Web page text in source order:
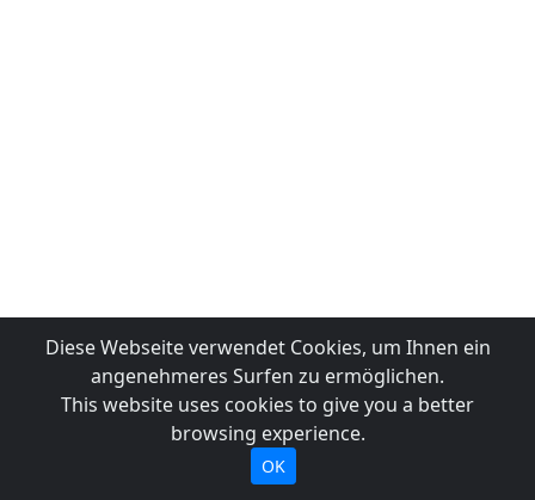
Diese Webseite verwendet Cookies, um Ihnen ein
angenehmeres Surfen zu ermöglichen.
This website uses cookies to give you a better
browsing experience.
OK